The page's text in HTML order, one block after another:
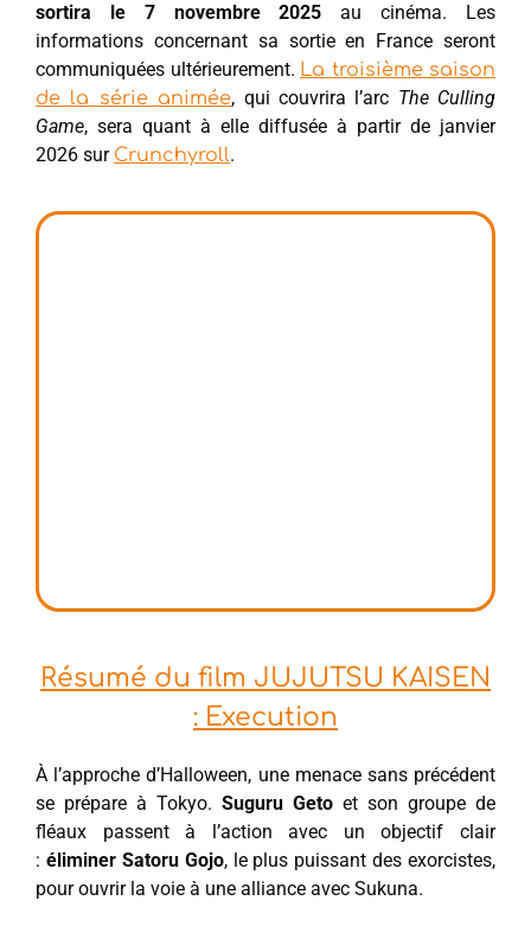
sortira le 7 novembre 2025 au cinéma. Les
informations concernant sa sortie en France seront
communiquées ultérieurement. La troisième saison
de la série animée, qui couvrira l’arc The Culling
Game, sera quant à elle diffusée à partir de janvier
2026 sur Crunchyroll.
Résumé du film JUJUTSU KAISEN
: Execution
À l’approche d’Halloween, une menace sans précédent
se prépare à Tokyo. Suguru Geto et son groupe de
fléaux passent à l’action avec un objectif clair
: éliminer Satoru Gojo, le plus puissant des exorcistes,
pour ouvrir la voie à une alliance avec Sukuna.